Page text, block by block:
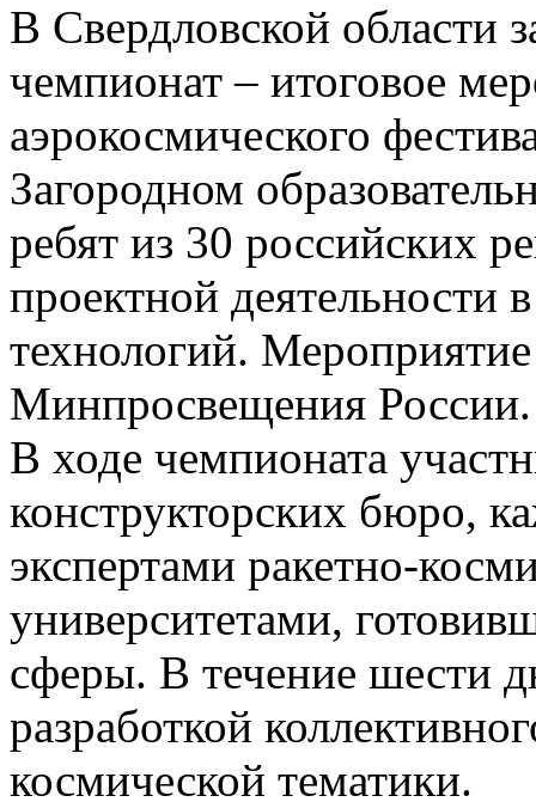
В Свердловской области
чемпионат – итоговое
аэрокосмического
Загородном
ребят из 30 российских
проектной деятельности
технологий.
Минпросвещения России.
В ходе чемпионата
конструкторских бюро,
экспертами ракетно-
университетами,
сферы. В течение шести
разработкой
космической тематики.